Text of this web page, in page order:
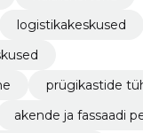
logistikakeskused
prügikastide
akende ja fassaadi